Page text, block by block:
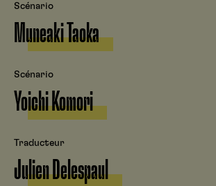
Scénario
Muneaki Taoka
Scénario
Yoichi Komori
Traducteur
Julien Delespaul